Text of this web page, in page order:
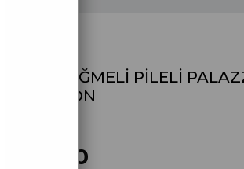
GOLD DÜĞMELİ PİLELİ
PANTOLON
₺535,80